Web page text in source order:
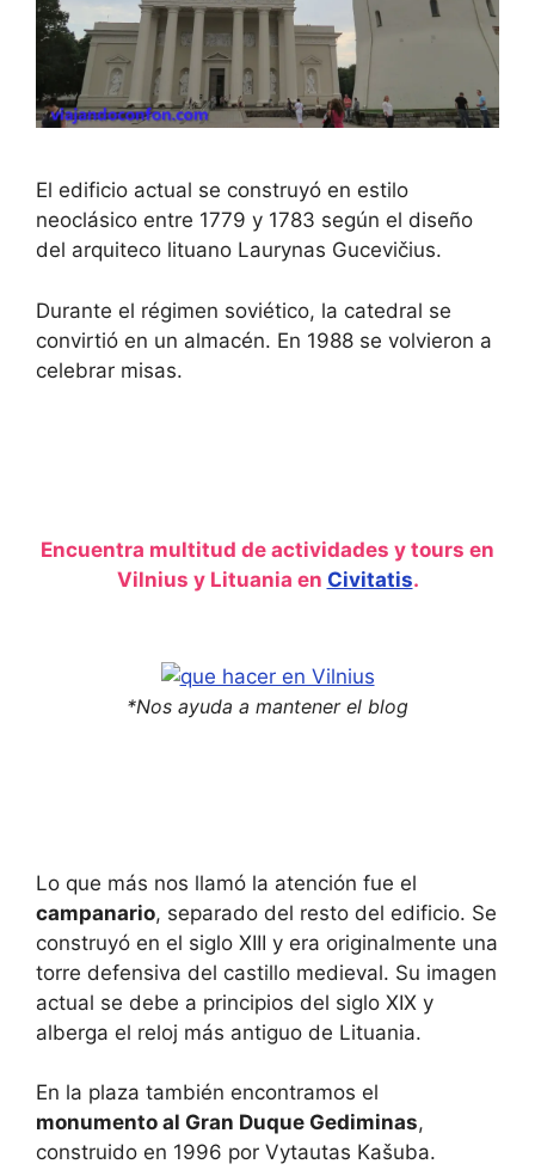
El edificio actual se construyó en estilo
neoclásico entre 1779 y 1783 según el diseño
del arquiteco lituano Laurynas Gucevičius.
Durante el régimen soviético, la catedral se
convirtió en un almacén. En 1988 se volvieron a
celebrar misas.
Encuentra multitud de actividades y tours en
Vilnius y Lituania en Civitatis.
*Nos ayuda a mantener el blog
Lo que más nos llamó la atención fue el
campanario, separado del resto del edificio. Se
construyó en el siglo XIII y era originalmente una
torre defensiva del castillo medieval. Su imagen
actual se debe a principios del siglo XIX y
alberga el reloj más antiguo de Lituania.
En la plaza también encontramos el
monumento al Gran Duque Gediminas,
construido en 1996 por Vytautas Kašuba.